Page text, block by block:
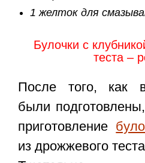
1 желток для
Булочки с
теста –
После того, как
были
приготовление
из дрожжевого